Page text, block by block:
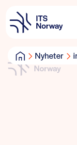
Nyheter